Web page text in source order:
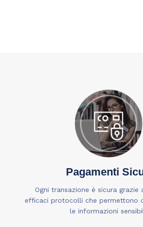
Pagamenti
Ogni transazione è sicura grazie
efficaci protocolli che permettono
le informazioni